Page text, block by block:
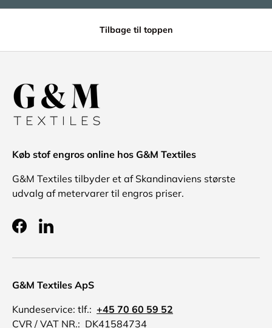
Tilbage til toppen
Køb stof engros online hos G&M Textiles
G&M Textiles tilbyder et af Skandinaviens største
udvalg af metervarer til engros priser.
FacebookLinkedIn
G&M Textiles ApS
Kundeservice: tlf.: +45 70 60 59 52
CVR / VAT NR.: DK41584734